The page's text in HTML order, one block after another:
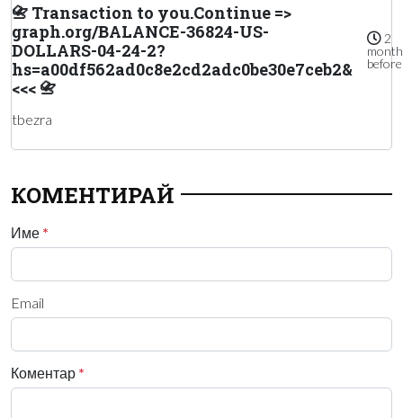
📇 Transaction to you.Continue =>
graph.org/BALANCE-36824-US-
DOLLARS-04-24-2?
hs=a00df562ad0c8e2cd2adc0be30e7ceb2&
<<< 📇
2
before
tbezra
КОМЕНТИРАЙ
Име *
Email
Коментар *